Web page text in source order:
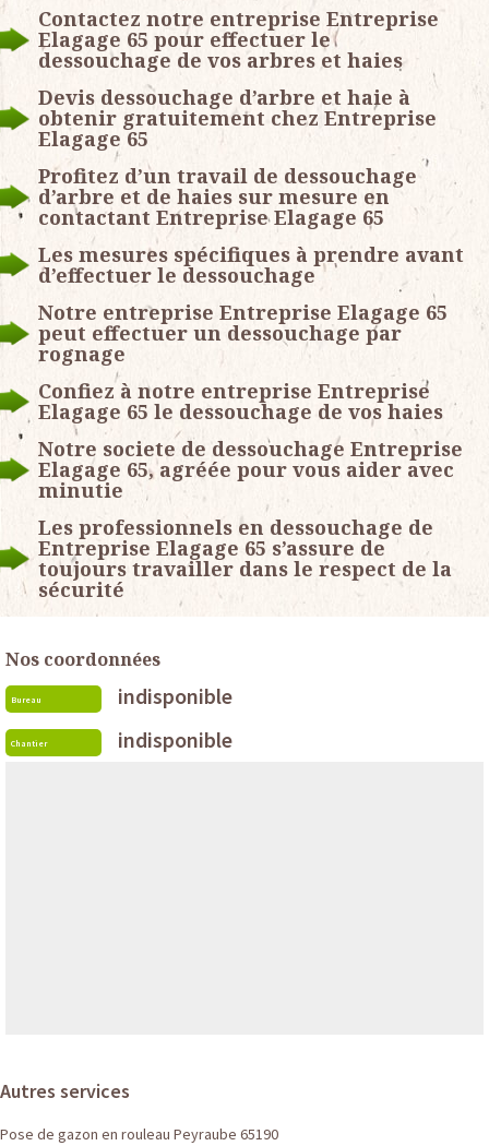
Contactez notre entreprise Entreprise
Elagage 65 pour effectuer le
dessouchage de vos arbres et haies
Devis dessouchage d’arbre et haie à
obtenir gratuitement chez Entreprise
Elagage 65
Profitez d’un travail de dessouchage
d’arbre et de haies sur mesure en
contactant Entreprise Elagage 65
Les mesures spécifiques à prendre avant
d’effectuer le dessouchage
Notre entreprise Entreprise Elagage 65
peut effectuer un dessouchage par
rognage
Confiez à notre entreprise Entreprise
Elagage 65 le dessouchage de vos haies
Notre societe de dessouchage Entreprise
Elagage 65, agréée pour vous aider avec
minutie
Les professionnels en dessouchage de
Entreprise Elagage 65 s’assure de
toujours travailler dans le respect de la
sécurité
Nos coordonnées
Bureau indisponible
Chantier indisponible
Autres services
Pose de gazon en rouleau Peyraube 65190